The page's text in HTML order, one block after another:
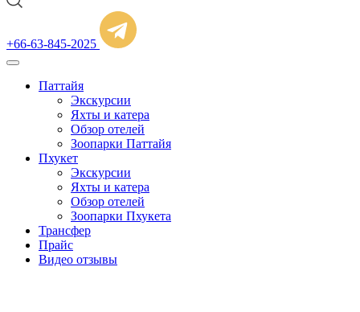
+66-63-845-2025
Паттайя
Экскурсии
Яхты и катера
Обзор отелей
Зоопарки Паттайя
Пхукет
Экскурсии
Яхты и катера
Обзор отелей
Зоопарки Пхукета
Трансфер
Прайс
Видео отзывы